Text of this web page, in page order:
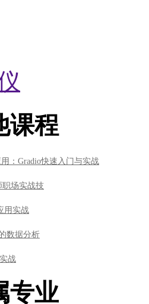
课程
：Gradio快速入门与实战
职场实战技
用实战
数据分析
战
专业